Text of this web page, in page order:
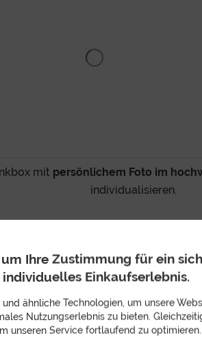
mit persönlichem Foto im
individualisieren.
auf der
des Bestellprozesses
beschenken.
Ihre Zustimmung für ein
individuelles Einkaufserlebnis.
ähnliche Technologien, um unsere
Nutzungserlebnis zu bieten.
unseren Service fortlaufend zu